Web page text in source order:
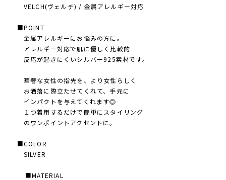
VELCH(ヴェルチ) / 金属アレルギー対応
■POINT
金属アレルギーにお悩みの方に。
アレルギー対応で肌に優しく比較的
反応が起きにくいシルバー925素材です。
華奢な女性の指先を 、より女性らしく
お洒落に際立たせ てくれて、手元に
インパクトを与えてくれます◎
１つ着用するだけで簡単にスタイリング
のワンポイントアクセントに。
■COLOR
SILVER
■MATERIAL